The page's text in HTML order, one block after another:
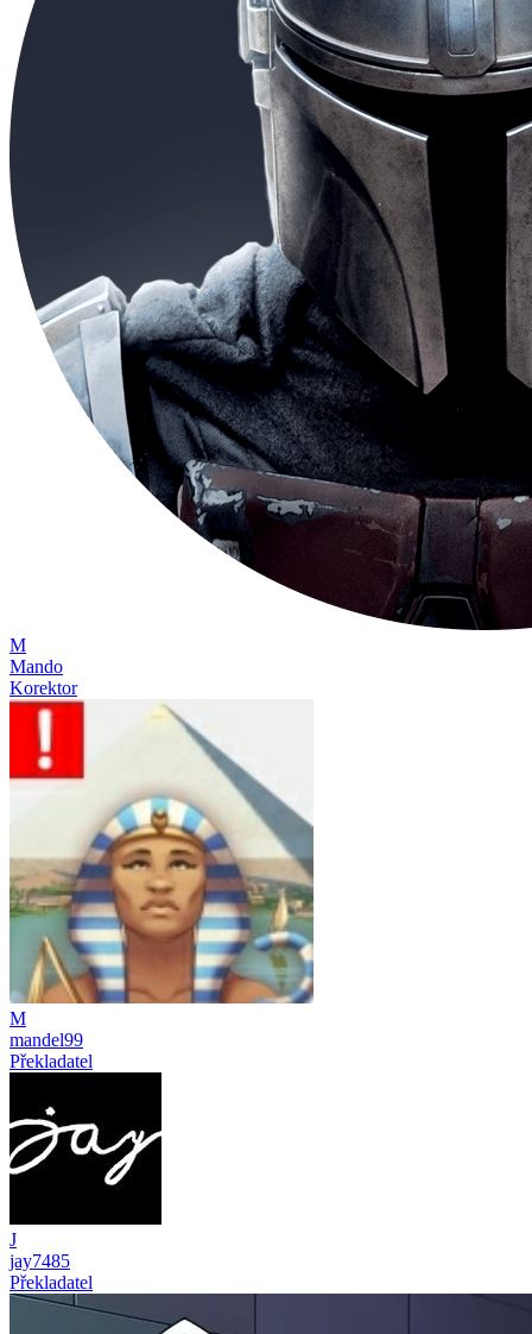
M
Mando
Korektor
M
mandel99
Překladatel
J
jay7485
Překladatel